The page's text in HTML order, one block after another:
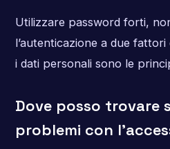
Utilizzare password forti,
l’autenticazione a due
i dati personali sono le
Dove posso trovare
problemi con